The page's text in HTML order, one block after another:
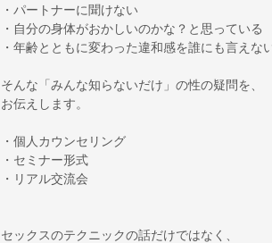
・パートナーに聞けない
・自分の身体がおかしいのかな？と思っている
・年齢とともに変わった違和感を誰にも言えな
そんな「みんな知らないだけ」の性の疑問を、
お伝えします。
・個人カウンセリング
・セミナー形式
・リアル交流会
セックスのテクニックの話だけではなく、